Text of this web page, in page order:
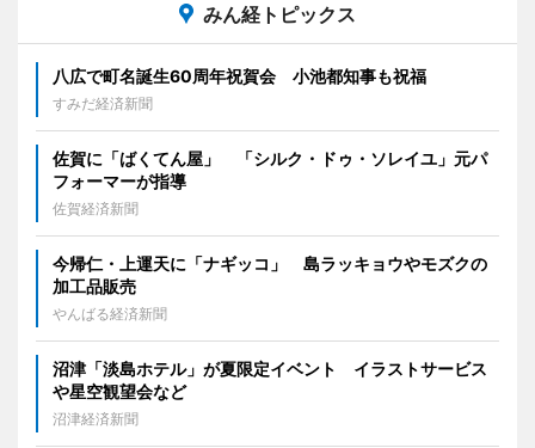
みん経トピックス
八広で町名誕生60周年祝賀会 小池都知事も祝福
すみだ経済新聞
佐賀に「ばくてん屋」 「シルク・ドゥ・ソレイユ」元パ
フォーマーが指導
佐賀経済新聞
今帰仁・上運天に「ナギッコ」 島ラッキョウやモズクの
加工品販売
やんばる経済新聞
沼津「淡島ホテル」が夏限定イベント イラストサービス
や星空観望会など
沼津経済新聞